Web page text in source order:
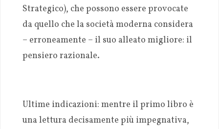
Strategico), che possono essere provocate
da quello che la società moderna considera
– erroneamente – il suo alleato migliore: il
pensiero razionale.
Ultime indicazioni: mentre il primo libro è
una lettura decisamente più impegnativa,